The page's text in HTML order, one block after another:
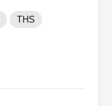
THS